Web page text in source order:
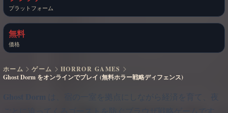
プラットフォーム
無料
価格
ホーム ゲーム
HORROR GAMES
Ghost Dorm をオンラインでプレイ (無料ホラー戦略ディフェンス)